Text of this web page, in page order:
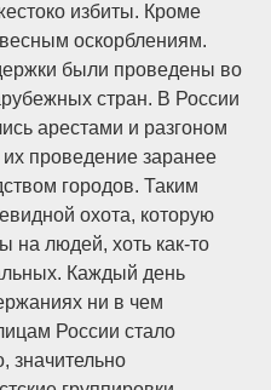
избиты. Кроме
оскорблениям.
были проведены во
стран. В России
арестами и разгоном
проведение заранее
городов. Таким
охота, которую
на людей, хоть как-то
Каждый день
ни в чем
России стало
значительно